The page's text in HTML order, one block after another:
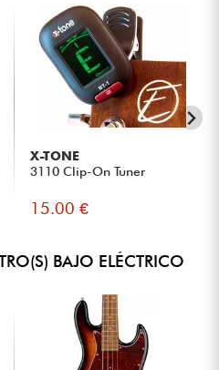
X-TONE
3110 Clip-On Tuner
15.00 €
BAJO ELÉCTRICO